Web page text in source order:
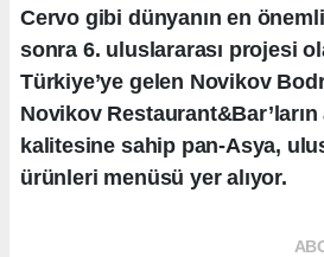
Cervo gibi dünyanın en
sonra 6. uluslararası projesi
Türkiye’ye gelen Novikov
Novikov Restaurant&Bar’ların
kalitesine sahip pan-Asya,
ürünleri menüsü yer alıyor.